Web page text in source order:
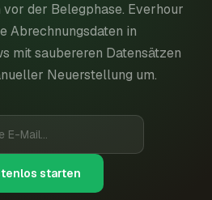
vor der Belegphase. Everhour
Abrechnungsdaten in
mit saubereren Datensätzen
Neuerstellung um.
starten